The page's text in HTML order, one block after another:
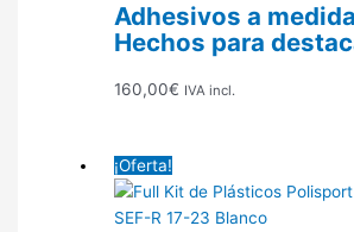
Adhesivos a
Hechos para
160,00€ IVA incl.
¡Oferta!